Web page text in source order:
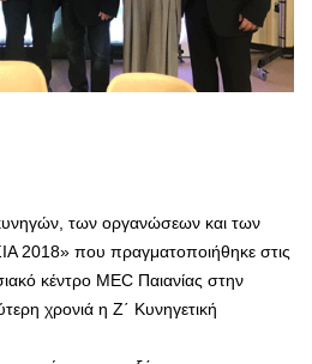
των οργανώσεων και των
2018» που πραγματοποιήθηκε στις
κέντρο MEC Παιανίας στην
χρονιά η Ζ΄ Κυνηγετική